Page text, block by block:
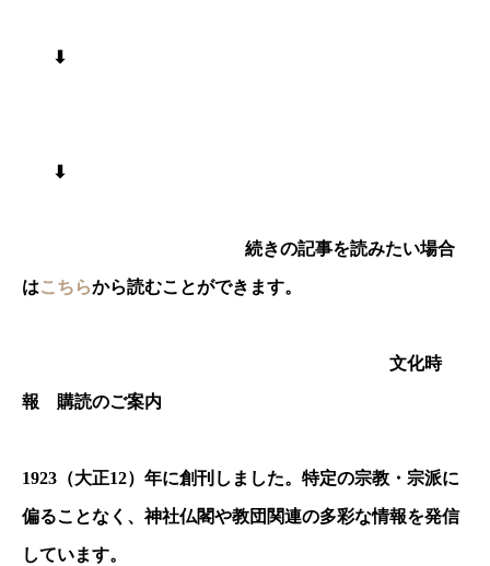
⬇︎
⬇︎
続きの記事を読みたい場合
はこちらから読むことができます。
文化時
報 購読のご案内
1923 （大正12）年に創刊しました。特定の宗教・宗派に
偏ることなく、神社仏閣や教団関連の多彩な情報を発信
しています。